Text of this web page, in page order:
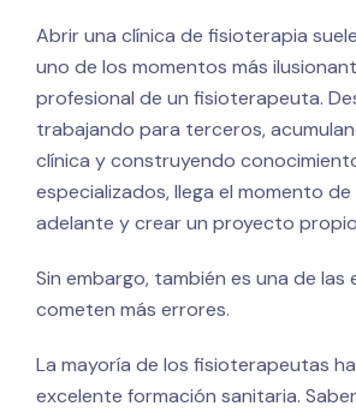
Abrir una clínica de fisioterapia
uno de los momentos más
profesional de un fisioterapeuta.
trabajando para terceros,
clínica y construyendo
especializados, llega el momento
adelante y crear un proyecto
Sin embargo, también es una de
cometen más errores.
La mayoría de los fisioterapeutas
excelente formación sanitaria.